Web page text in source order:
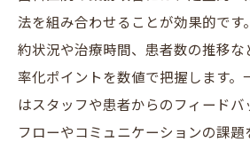
法を組み合わせることが効果的です
約状況や治療時間、患者数の推移
率化ポイントを数値で把握します。
はスタッフや患者からのフィード
フローやコミュニケーションの課題